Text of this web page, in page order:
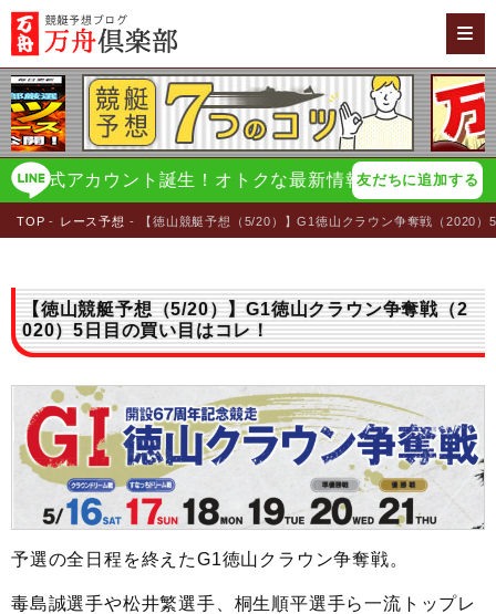
カウント誕生！オトクな最新情報をイチ早く配信！ 万
友だちに追加する
TOP レース予想 【徳山競艇予想（5/20）】G1徳山クラウン争奪戦（2020）
【徳山競艇予想（5/20）】G1徳山クラウン争奪戦（2
020）5日目の買い目はコレ！
予選の全日程を終えたG1徳山クラウン争奪戦。
毒島誠選手や松井繁選手、桐生順平選手ら一流トップレ